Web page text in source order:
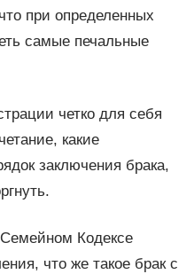
при определенных
самые печальные
четко для себя
какие
заключения брака,
Семейном Кодексе
что же такое брак с